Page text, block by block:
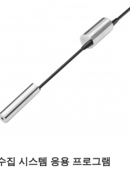
집 시스템 응용 프로그램